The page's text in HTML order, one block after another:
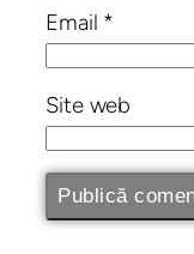
Email *
Site web